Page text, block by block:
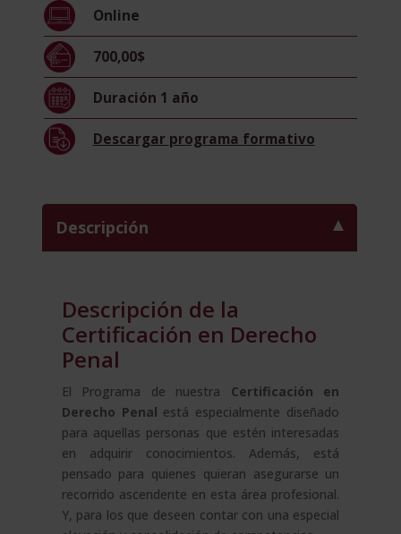
de
cantidad
Online
700,00$
Duración 1 año
Descargar programa formativo
Descripción
Descripción de la
Certificación en Derecho
Penal
El Programa de nuestra Certificación en
Derecho Penal está especialmente diseñado
para aquellas personas que estén interesadas
en adquirir conocimientos. Además, está
pensado para quienes quieran asegurarse un
recorrido ascendente en esta área profesional.
Y, para los que deseen contar con una especial